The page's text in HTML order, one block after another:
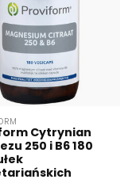
Cytrynian
250 i B6 180